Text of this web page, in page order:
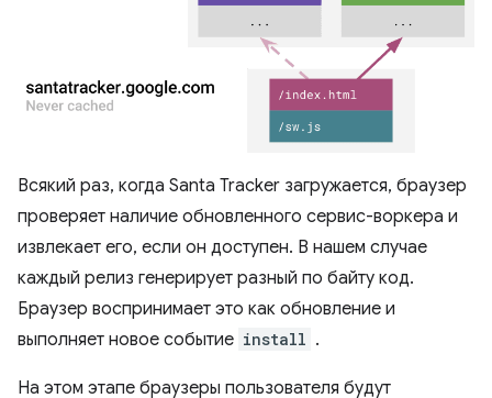
Всякий раз, когда Santa Tracker загружается, браузер
проверяет наличие обновленного сервис-воркера и
извлекает его, если он доступен. В нашем случае
каждый релиз генерирует разный по байту код.
Браузер воспринимает это как обновление и
выполняет новое событие install .
На этом этапе браузеры пользователя будут